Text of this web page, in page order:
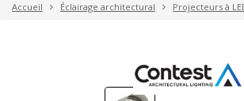
Accueil Éclairage architectural Projecteurs à